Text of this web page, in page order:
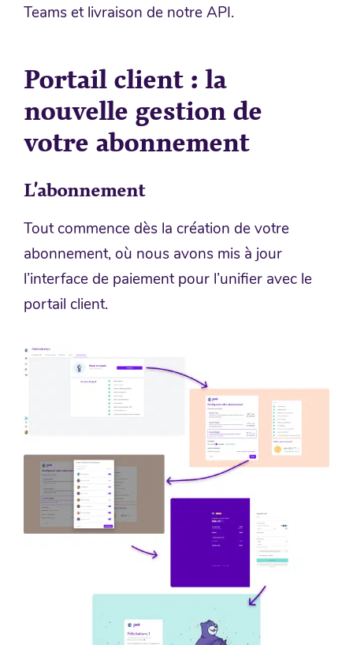
Teams et livraison de notre API.
Portail client : la
nouvelle gestion de
votre abonnement
L’abonnement
Tout commence dès la création de votre
abonnement, où nous avons mis à jour
l’interface de paiement pour l’unifier avec le
portail client.